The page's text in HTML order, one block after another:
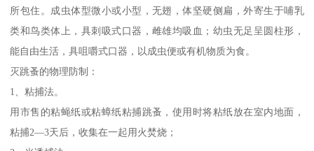
所包住。成虫体型微小或小型，无翅，体坚硬侧扁，外寄生于哺乳
类和鸟类体上，具刺吸式口器，雌雄均吸血；幼虫无足呈圆柱形，
能自由生活，具咀嚼式口器，以成虫便或有机物质为食。
灭跳蚤的物理防制：
1、粘捕法。
用市售的粘蝇纸或粘蟑纸粘捕跳蚤，使用时将粘纸放在室内地面，
粘捕2—3天后，收集在一起用火焚烧；